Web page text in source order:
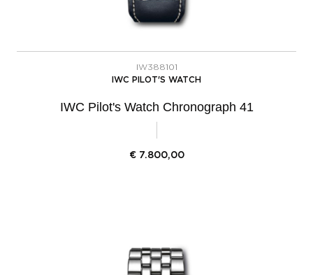
IW388101
IWC PILOT'S WATCH
IWC Pilot's Watch Chronograph 41
€ 7.800,00